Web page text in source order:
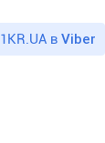
1KR.UA в Viber